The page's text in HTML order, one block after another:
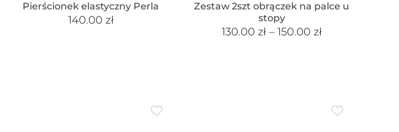
Pierścionek elastyczny Perla
140.00 zł
Zestaw 2szt obrączek na palce u
stopy
130.00 zł– 150.00 zł